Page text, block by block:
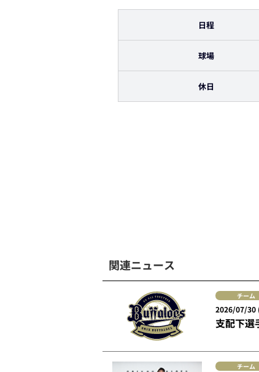
日程
球場
休日
関連ニュース
チーム
2026/07/30
支配下選
チーム